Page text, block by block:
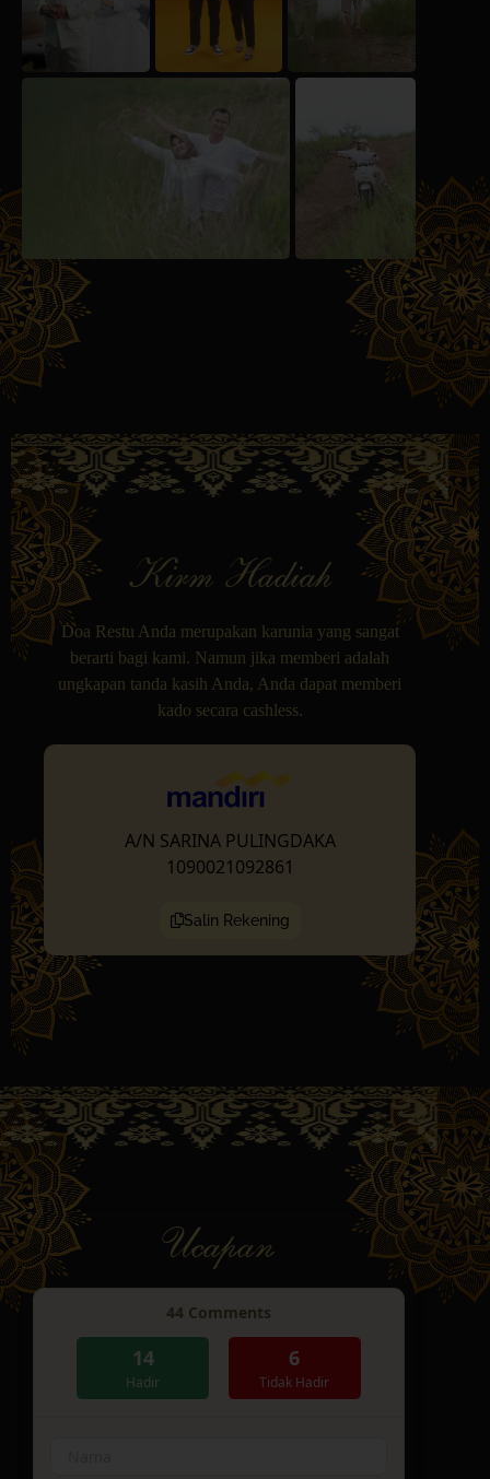
Kirm Hadiah
Doa Restu Anda merupakan karunia yang sangat
berarti bagi kami. Namun jika memberi adalah
ungkapan tanda kasih Anda, Anda dapat memberi
kado secara cashless.
A/N SARINA PULINGDAKA
1090021092861
Salin Rekening
Ucapan
44 Comments
14
Hadir
6
Tidak Hadir